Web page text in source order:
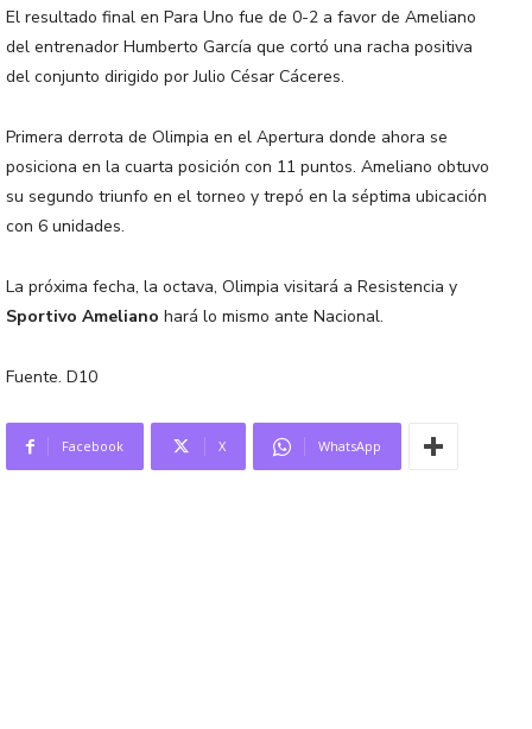
El resultado final en Para Uno fue de 0-2 a favor de Ameliano
del entrenador Humberto García que cortó una racha positiva
del conjunto dirigido por Julio César Cáceres.
Primera derrota de Olimpia en el Apertura donde ahora se
posiciona en la cuarta posición con 11 puntos. Ameliano obtuvo
su segundo triunfo en el torneo y trepó en la séptima ubicación
con 6 unidades.
La próxima fecha, la octava, Olimpia visitará a Resistencia y
Sportivo Ameliano hará lo mismo ante Nacional.
Fuente. D10
Facebook X WhatsApp